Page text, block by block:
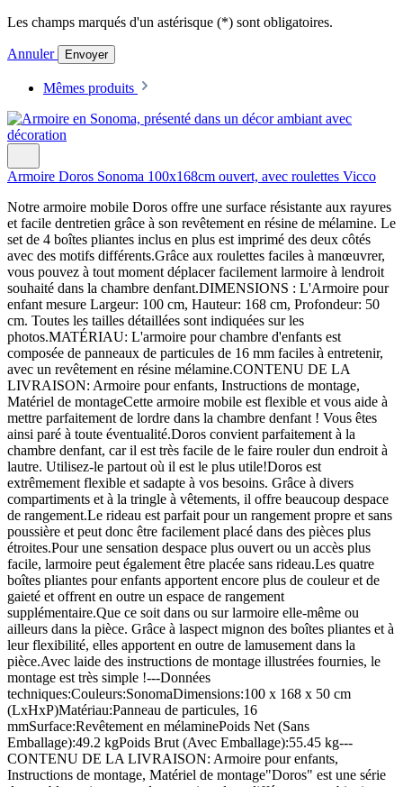
Les champs marqués d'un astérisque (*) sont obligatoires.
Annuler Envoyer
Mêmes produits
Armoire Doros Sonoma 100x168cm ouvert, avec roulettes Vicco
Notre armoire mobile Doros offre une surface résistante aux rayures
et facile dentretien grâce à son revêtement en résine de mélamine. Le
set de 4 boîtes pliantes inclus en plus est imprimé des deux côtés
avec des motifs différents.Grâce aux roulettes faciles à manœuvrer,
vous pouvez à tout moment déplacer facilement larmoire à lendroit
souhaité dans la chambre denfant.DIMENSIONS : L'Armoire pour
enfant mesure Largeur: 100 cm, Hauteur: 168 cm, Profondeur: 50
cm. Toutes les tailles détaillées sont indiquées sur les
photos.MATÉRIAU: L'armoire pour chambre d'enfants est
composée de panneaux de particules de 16 mm faciles à entretenir,
avec un revêtement en résine mélamine.CONTENU DE LA
LIVRAISON: Armoire pour enfants, Instructions de montage,
Matériel de montageCette armoire mobile est flexible et vous aide à
mettre parfaitement de lordre dans la chambre denfant ! Vous êtes
ainsi paré à toute éventualité.Doros convient parfaitement à la
chambre denfant, car il est très facile de le faire rouler dun endroit à
lautre. Utilisez-le partout où il est le plus utile!Doros est
extrêmement flexible et sadapte à vos besoins. Grâce à divers
compartiments et à la tringle à vêtements, il offre beaucoup despace
de rangement.Le rideau est parfait pour un rangement propre et sans
poussière et peut donc être facilement placé dans des pièces plus
étroites.Pour une sensation despace plus ouvert ou un accès plus
facile, larmoire peut également être placée sans rideau.Les quatre
boîtes pliantes pour enfants apportent encore plus de couleur et de
gaieté et offrent en outre un espace de rangement
supplémentaire.Que ce soit dans ou sur larmoire elle-même ou
ailleurs dans la pièce. Grâce à laspect mignon des boîtes pliantes et à
leur flexibilité, elles apportent en outre de lamusement dans la
pièce.Avec laide des instructions de montage illustrées fournies, le
montage est très simple !---Données
techniques:Couleurs:SonomaDimensions:100 x 168 x 50 cm
(LxHxP)Matériau:Panneau de particules, 16
mmSurface:Revêtement en mélaminePoids Net (Sans
Emballage):49.2 kgPoids Brut (Avec Emballage):55.45 kg---
CONTENU DE LA LIVRAISON: Armoire pour enfants,
Instructions de montage, Matériel de montage"Doros" est une série